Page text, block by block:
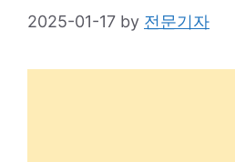
2025-01-17 by 전문기자